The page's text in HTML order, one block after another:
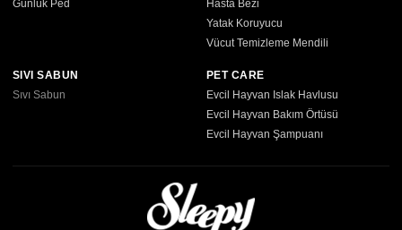
Günlük Ped
Hasta Bezi
Yatak Koruyucu
Vücut Temizleme Mendili
SIVI SABUN
Sıvı Sabun
PET CARE
Evcil Hayvan Islak Havlusu
Evcil Hayvan Bakım Örtüsü
Evcil Hayvan Şampuanı